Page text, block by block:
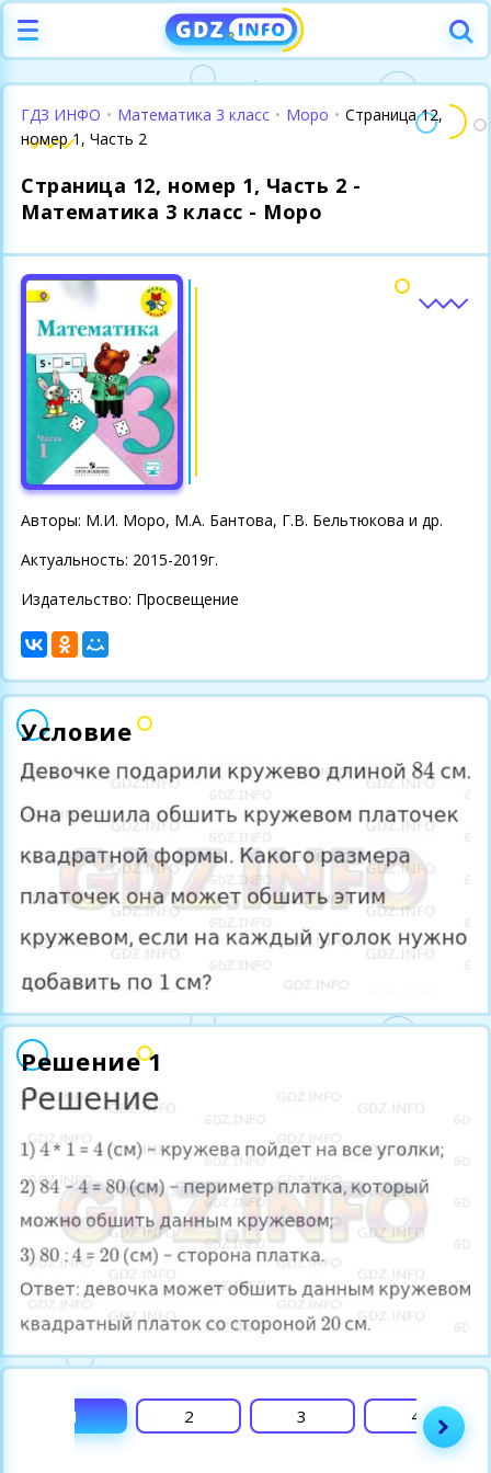
ГДЗ ИНФО • Математика 3 класс • Моро • Страница 12,
номер 1, Часть 2
Страница 12, номер 1, Часть 2 -
Математика 3 класс - Моро
Авторы: М.И. Моро, М.А. Бантова, Г.В. Бельтюкова и др.
Актуальность: 2015-2019г.
Издательство: Просвещение
Условие
Решение 1
1 2 3 4